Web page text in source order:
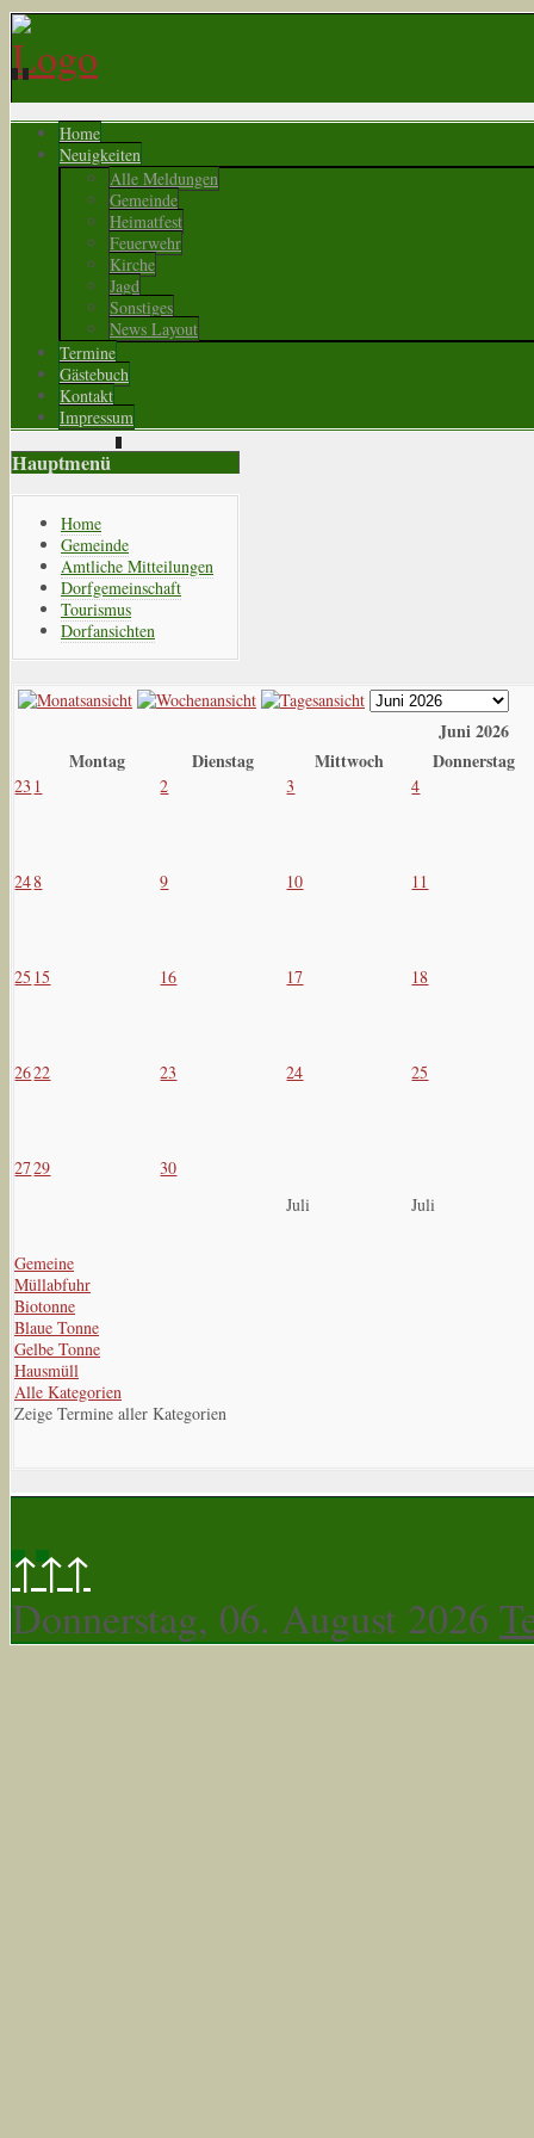
Home
Neuigkeiten
Alle Meldungen
Gemeinde
Heimatfest
Feuerwehr
Kirche
Jagd
Sonstiges
News Layout
Termine
Gästebuch
Kontakt
Impressum
Hauptmenü
Home
Gemeinde
Amtliche Mitteilungen
Dorfgemeinschaft
Tourismus
Dorfansichten
Juni 2026
Montag
Dienstag Mittwoch Donnerstag
23 1 2 3 4
248 9 10 11
25 15 16 17 18
2622 23 24 25
2729
30
Juli
Juli
Gemeine
Müllabfuhr
Biotonne
Blaue Tonne
Gelbe Tonne
Hausmüll
Alle Kategorien
Zeige Termine aller Kategorien
↑↑↑
Donnerstag, 06. August 2026